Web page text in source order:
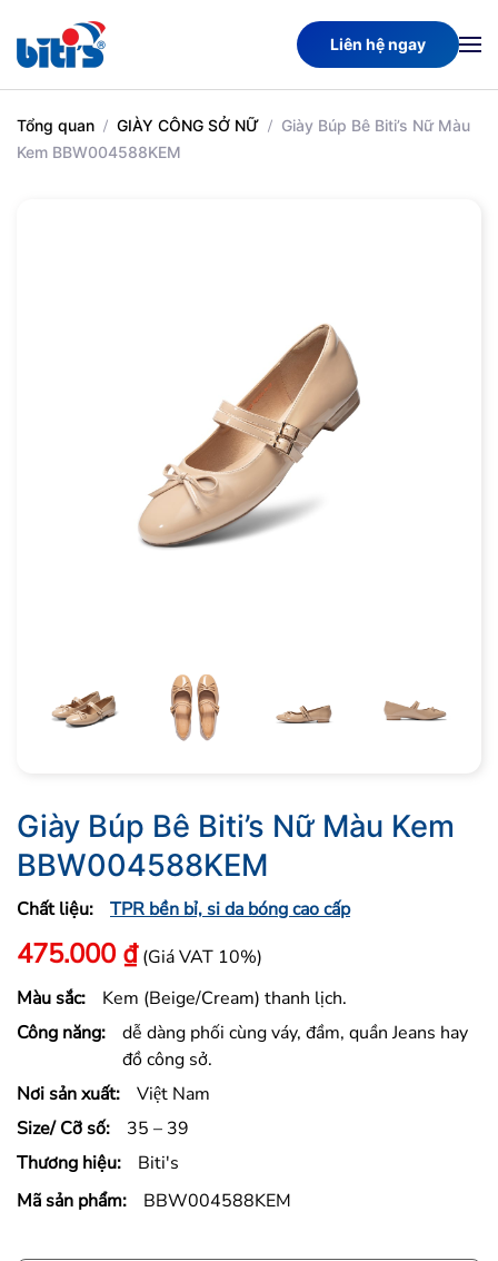
Skip
to
main
content
Liên hệ ngay
Tổng quan GIÀY CÔNG SỞ NỮ
Giày Búp Bê Biti’s Nữ Màu
Kem BBW004588KEM
Giày Búp Bê Biti’s Nữ Màu Kem
BBW004588KEM
Chất liệu: TPR bền bỉ, si da bóng cao cấp
475.000 ₫ (Giá VAT 10%)
Màu sắc:
Kem (Beige/Cream) thanh lịch.
Công năng:
dễ dàng phối cùng váy, đầm, quần Jeans hay
đồ công sở.
Nơi sản xuất:
Việt Nam
Size/ Cỡ số:
35 – 39
Thương hiệu:
Biti's
Mã sản phẩm:
BBW004588KEM